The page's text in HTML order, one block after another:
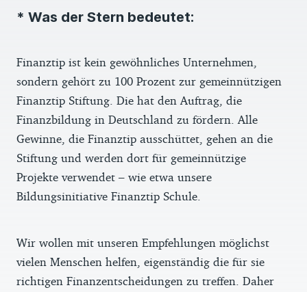
* Was der Stern bedeutet:
Finanztip ist kein gewöhnliches Unternehmen,
sondern gehört zu 100 Prozent zur gemeinnützigen
Finanztip Stiftung. Die hat den Auftrag, die
Finanzbildung in Deutschland zu fördern. Alle
Gewinne, die Finanztip ausschüttet, gehen an die
Stiftung und werden dort für gemeinnützige
Projekte verwendet – wie etwa unsere
Bildungsinitiative Finanztip Schule.
Wir wollen mit unseren Empfehlungen möglichst
vielen Menschen helfen, eigenständig die für sie
richtigen Finanzentscheidungen zu treffen. Daher